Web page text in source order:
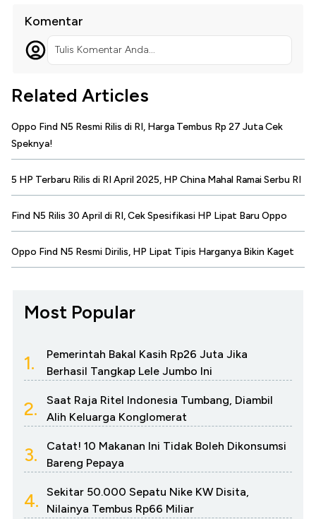
Komentar
Tulis Komentar Anda...
Related Articles
Oppo Find N5 Resmi Rilis di RI, Harga Tembus Rp 27 Juta Cek
Speknya!
5 HP Terbaru Rilis di RI April 2025, HP China Mahal Ramai Serbu RI
Find N5 Rilis 30 April di RI, Cek Spesifikasi HP Lipat Baru Oppo
Oppo Find N5 Resmi Dirilis, HP Lipat Tipis Harganya Bikin Kaget
Most Popular
1.
Pemerintah Bakal Kasih Rp26 Juta Jika
Berhasil Tangkap Lele Jumbo Ini
2.
Saat Raja Ritel Indonesia Tumbang, Diambil
Alih Keluarga Konglomerat
3.
Catat! 10 Makanan Ini Tidak Boleh Dikonsumsi
Bareng Pepaya
4.
Sekitar 50.000 Sepatu Nike KW Disita,
Nilainya Tembus Rp66 Miliar